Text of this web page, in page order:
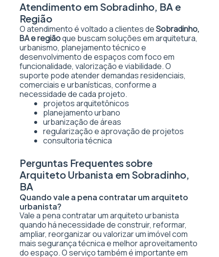
Atendimento em Sobradinho, BA e
Região
O atendimento é voltado a clientes deSobradinho,
BA e regiãoque buscam soluções em arquitetura,
urbanismo, planejamento técnico e
desenvolvimento de espaços com foco em
funcionalidade, valorização e viabilidade. O
suporte pode atender demandas residenciais,
comerciais e urbanísticas, conforme a
necessidade de cada projeto.
projetos arquitetônicos
planejamento urbano
urbanização de áreas
regularização e aprovação de projetos
consultoria técnica
Perguntas Frequentes sobre
Arquiteto Urbanista em Sobradinho,
BA
Quando vale a pena contratar um arquiteto
urbanista?
Vale a pena contratar um arquiteto urbanista
quando há necessidade de construir, reformar,
ampliar, reorganizar ou valorizar um imóvel com
mais segurança técnica e melhor aproveitamento
do espaço. O serviço também é importante em